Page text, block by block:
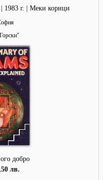
1983 г. | Меки корици
"
добро
лв.